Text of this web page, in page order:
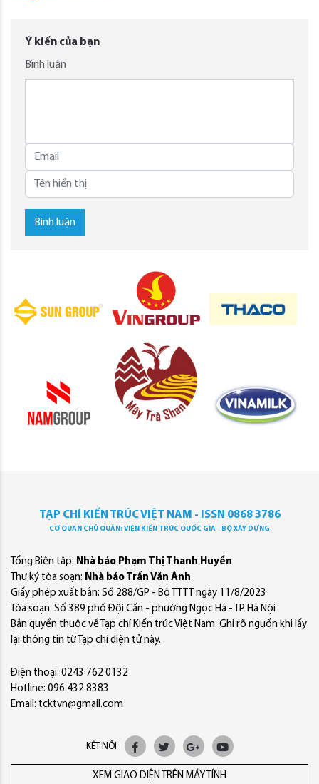
Ý kiến của bạn
Bình luận
Bình luận
TẠP CHÍ KIẾN TRÚC VIỆT NAM - ISSN 0868 3786
CƠ QUAN CHỦ QUẢN: VIỆN KIẾN TRÚC QUỐC GIA - BỘ XÂY DỰNG
Tổng Biên tập: Nhà báo Phạm Thị Thanh Huyền
Thư ký tòa soạn: Nhà báo Trần Văn Ánh
Giấy phép xuất bản: Số 288/GP - Bộ TTTT ngày 11/8/2023
Tòa soạn: Số 389 phố Đội Cấn - phường Ngọc Hà - TP Hà Nội
Bản quyền thuộc về Tạp chí Kiến trúc Việt Nam. Ghi rõ nguồn khi lấy
lại thông tin từ Tạp chí điện tử này.
Điện thoại: 0243 762 0132
Hotline: 096 432 8383
Email: tcktvn@gmail.com
KẾT NỐI
XEM GIAO DIỆN TRÊN MÁY TÍNH